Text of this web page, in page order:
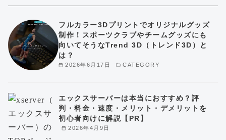
2026年6月17日 CATEGORY
フルカラー3Dプリントでオリジナルグッズ
制作！スポーツクラブやチームグッズにも
向いてそうなTrend 3D（トレンド3D）と
は？
2026年4月9日
エックスサーバーは本当におすすめ？評
判・料金・速度・メリット・デメリットを
初心者向けに解説【PR】